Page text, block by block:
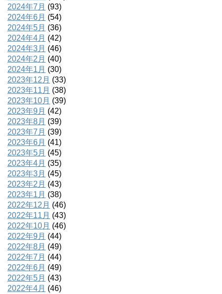
2024年7月 (93)
2024年6月 (54)
2024年5月 (36)
2024年4月 (42)
2024年3月 (46)
2024年2月 (40)
2024年1月 (30)
2023年12月 (33)
2023年11月 (38)
2023年10月 (39)
2023年9月 (42)
2023年8月 (39)
2023年7月 (39)
2023年6月 (41)
2023年5月 (45)
2023年4月 (35)
2023年3月 (45)
2023年2月 (43)
2023年1月 (38)
2022年12月 (46)
2022年11月 (43)
2022年10月 (46)
2022年9月 (44)
2022年8月 (49)
2022年7月 (44)
2022年6月 (49)
2022年5月 (43)
2022年4月 (46)